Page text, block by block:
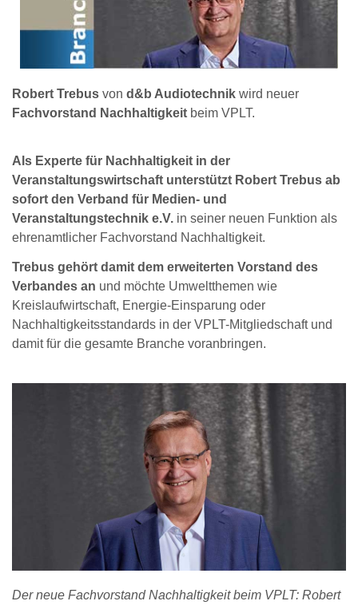
Robert Trebus von d&b Audiotechnik wird neuer
Fachvorstand Nachhaltigkeit beim VPLT.
Als Experte für Nachhaltigkeit in der
Veranstaltungswirtschaft unterstützt Robert Trebus ab
sofort den Verband für Medien- und
Veranstaltungstechnik e.V. in seiner neuen Funktion als
ehrenamtlicher Fachvorstand Nachhaltigkeit.
Trebus gehört damit dem erweiterten Vorstand des
Verbandes an und möchte Umweltthemen wie
Kreislaufwirtschaft, Energie-Einsparung oder
Nachhaltigkeitsstandards in der VPLT-Mitgliedschaft und
damit für die gesamte Branche voranbringen.
Der neue Fachvorstand Nachhaltigkeit beim VPLT: Robert